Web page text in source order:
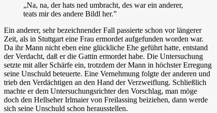
„Na, na, der hats ned umbracht, des war ein anderer,
teats mir des andere Bildl her.”
Ein anderer, sehr bezeichnender Fall passierte schon vor längerer
Zeit, als in Stuttgart eine Frau ermordet aufgefunden worden war.
Da ihr Mann nicht eben eine glückliche Ehe geführt hatte, entstand
der Verdacht, daß er die Gattin ermordet habe. Die Untersuchung
setzte mit aller Schärfe ein, trotzdem der Mann in höchster Erregung
seine Unschuld beteuerte. Eine Vernehmung folgte der anderen und
trieb den Verdächtigen an den Hand der Verzweiflung. Schließlich
machte er dem Untersuchungsrichter den Vorschlag, man möge
doch den Hellseher Irlmaier von Freilassing beiziehen, dann werde
sich seine Unschuld schon herausstellen.